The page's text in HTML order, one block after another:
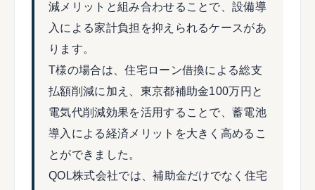
減メリットと組み合わせることで、設備導
入による家計負担を抑えられるケースがあ
ります。
T様の場合は、住宅ローン借換による総支
払額削減に加え、東京都補助金100万円と
電気代削減効果を活用することで、蓄電池
導入による経済メリットを大きく高めるこ
とができました。
QOL株式会社では、補助金だけでなく住宅